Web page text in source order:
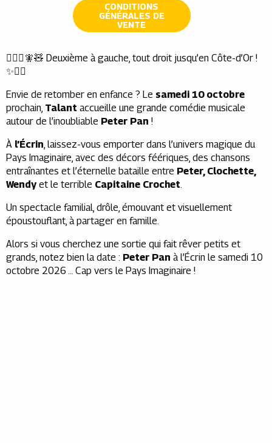
CONDITIONS
GÉNÉRALES DE
VENTE
🏴‍☠️✨🧚🧸 Deuxième à gauche, tout droit jusqu’en Côte-d’Or !
✨🧚‍♀️
Envie de retomber en enfance ? Le samedi 10 octobre
prochain, Talant accueille une grande comédie musicale
autour de l’inoubliable Peter Pan !
À l’Écrin , laissez-vous emporter dans l’univers magique du
Pays Imaginaire, avec des décors féériques, des chansons
entraînantes et l’éternelle bataille entre Peter, Clochette,
Wendyet le terrible Capitaine Crochet
Un spectacle familial, drôle, émouvant et visuellement
époustouflant, à partager en famille.
Alors si vous cherchez une sortie qui fait rêver petits et
grands, notez bien la date : Peter Pan à l’Écrin le samedi 10
octobre 2026 … Cap vers le Pays Imaginaire !